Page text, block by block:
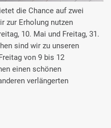
die Chance auf zwei
zur Erholung nutzen
10. Mai und Freitag, 31.
sind wir zu unseren
von 9 bis 12
einen schönen
verlängerten